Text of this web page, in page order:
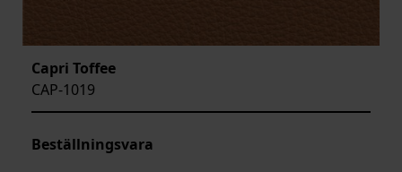
Capri Toffee
CAP-1019
Beställningsvara